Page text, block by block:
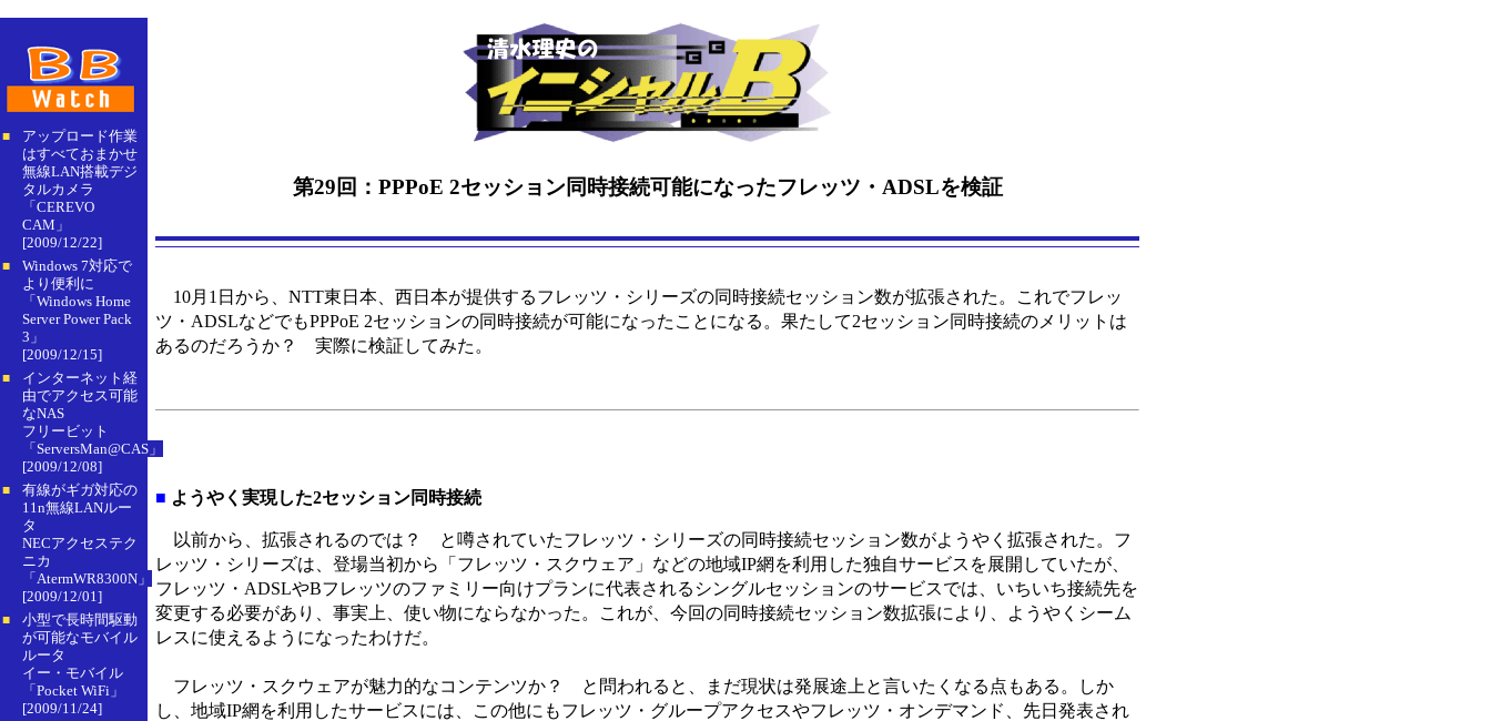
■
アップロード作業
はすべておまかせ
無線LAN搭載デジ
タルカメラ
「CEREVO
CAM」
[2009/12/22]
■
Windows 7対応で
より便利に
「Windows Home
Server Power Pack
3」
[2009/12/15]
■
インターネット経
由でアクセス可能
なNAS
フリービット
「ServersMan@CAS」
[2009/12/08]
■
有線がギガ対応の
11n無線LANルー
タ
NECアクセステク
ニカ
「AtermWR8300N」
[2009/12/01]
■
小型で長時間駆動
が可能なモバイル
ルータ
イー・モバイル
「Pocket WiFi」
[2009/11/24]
第29回：PPPoE 2セッション同時接続可能になったフレッツ・ADSLを検証
10月1日から、NTT東日本、西日本が提供するフレッツ・シリーズの同時接続セッション数が拡張された。これでフレッ
ツ・ADSLなどでもPPPoE 2セッションの同時接続が可能になったことになる。果たして2セッション同時接続のメリットは
あるのだろうか？ 実際に検証してみた。
■ ようやく実現した2セッション同時接続
以前から、拡張されるのでは？ と噂されていたフレッツ・シリーズの同時接続セッション数がようやく拡張された。フ
レッツ・シリーズは、登場当初から「フレッツ・スクウェア」などの地域IP網を利用した独自サービスを展開していたが、
フレッツ・ADSLやBフレッツのファミリー向けプランに代表されるシングルセッションのサービスでは、いちいち接続先を
変更する必要があり、事実上、使い物にならなかった。これが、今回の同時接続セッション数拡張により、ようやくシーム
レスに使えるようになったわけだ。
フレッツ・スクウェアが魅力的なコンテンツか？ と問われると、まだ現状は発展途上と言いたくなる点もある。しか
し、地域IP網を利用したサービスには、この他にもフレッツ・グループアクセスやフレッツ・オンデマンド、先日発表され